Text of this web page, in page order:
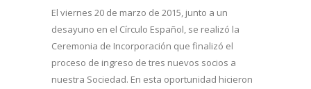
El viernes 20 de marzo de 2015, junto a un
desayuno en el Círculo Español, se realizó la
Ceremonia de Incorporación que finalizó el
proceso de ingreso de tres nuevos socios a
nuestra Sociedad. En esta oportunidad hicieron